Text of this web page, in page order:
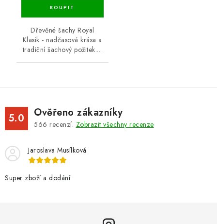
Dřevěné šachy Royal
Klasik - nadčasová krása a
tradiční šachový požitek....
5.0 Ověřeno zákazníky
566 recenzí. Zobrazit všechny recenze
Jaroslava Musílková
Super zboží a dodání